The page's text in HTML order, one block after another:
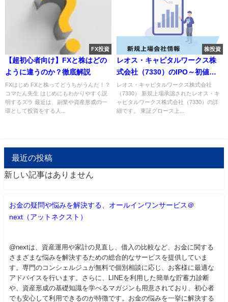
FX投資
【超初心者向け】FXと株はどの
ように違うのか？徹底解説
FXはじめ FXと株ってどうちがうんだ！？
コマたん先生 はじめにもわかりやすく説
明するズラ 最近は、副業や資産形成の一
環として投資をする人...
株投資
レオス・キャピタルワークス株
式会社（7330）のIPO～初値予
想と新規上場情報～
レオス・キャピタルワークス株式会社
（7330） 新規上場承認されたレオス・キ
ャピタルワークス株式会社（7330）の詳
細です。 東証グロース上...
最近の投稿
新しい記事はありません
お金の疑問や悩みを解決する、オールインワンサービス＠
next（アットネクスト）
@nextは、資産運用や家計の見直し、借入の比較など、お金に関する
さまざまな悩みを解決するための総合的なサービスを提供していま
す。専門のコンシェルジュが無料で個別相談に応じ、お客様に最適な
アドバイスを行います。さらに、LINEを利用した簡単な貯蓄力診断
や、資産形成の基礎知識を学べるマガジンも用意されており、初心者
でも安心して利用できるのが特徴です。お金の悩みを一挙に解決する